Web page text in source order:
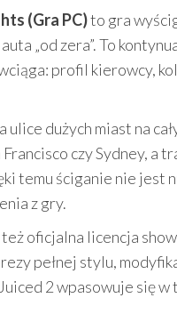
(Gra PC)to gra
„od zera”. To
profil kierowcy,
ulice dużych miast na
Francisco czy Sydney,
temu ściganie nie jest
z gry.
oficjalna licencja
pełnej stylu,
2 wpasowuje się